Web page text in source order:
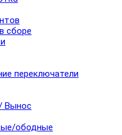
сборе
переключатели
Вынос
ободные